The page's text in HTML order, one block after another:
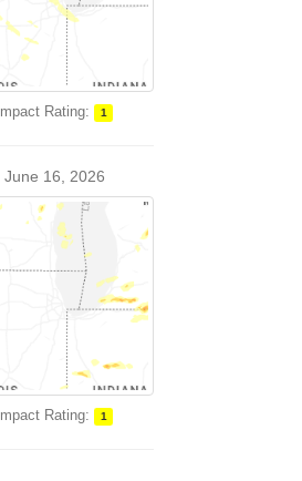
Impact Rating: 1
June 16, 2026
Impact Rating: 1